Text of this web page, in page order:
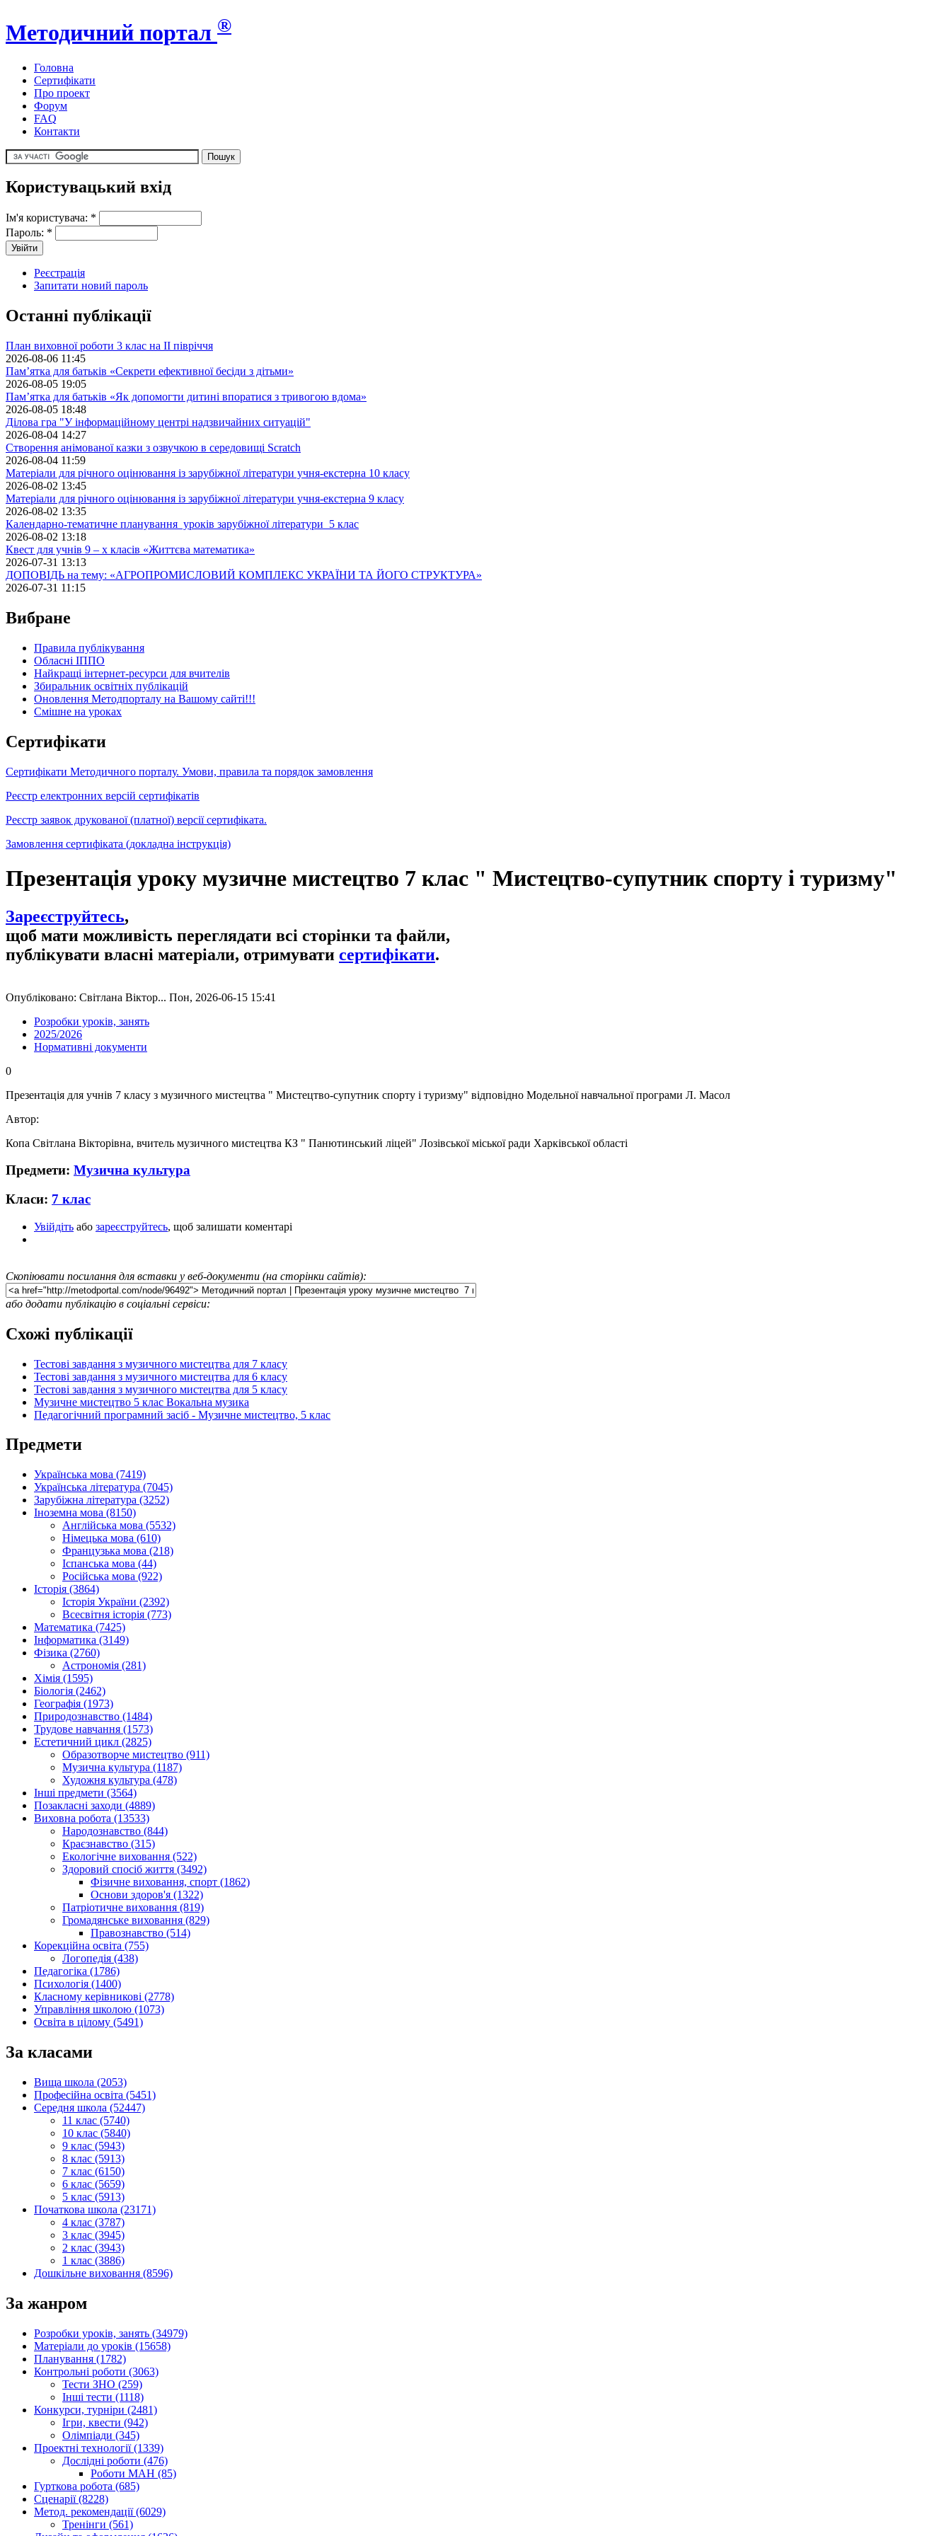
Методичний портал ®
Головна
Сертифікати
Про проект
Форум
FAQ
Контакти
Користувацький вхід
Ім'я користувача: *
Пароль: *
Реєстрація
Запитати новий пароль
Останні публікації
План виховної роботи 3 клас на II півріччя
2026-08-06 11:45
Пам’ятка для батьків «Секрети ефективної бесіди з дітьми»
2026-08-05 19:05
Пам’ятка для батьків «Як допомогти дитині впоратися з тривогою вдома»
2026-08-05 18:48
Ділова гра "У інформаційному центрі надзвичайних ситуацій"
2026-08-04 14:27
Створення анімованої казки з озвучкою в середовищі Scratch
2026-08-04 11:59
Матеріали для річного оцінювання із зарубіжної літератури учня-екстерна 10 класу
2026-08-02 13:45
Матеріали для річного оцінювання із зарубіжної літератури учня-екстерна 9 класу
2026-08-02 13:35
Календарно-тематичне планування уроків зарубіжної літератури 5 клас
2026-08-02 13:18
Квест для учнів 9 – х класів «Життєва математика»
2026-07-31 13:13
ДОПОВІДЬ на тему: «АГРОПРОМИСЛОВИЙ КОМПЛЕКС УКРАЇНИ ТА ЙОГО СТРУКТУРА»
2026-07-31 11:15
Вибране
Правила публікування
Обласні ІППО
Найкращі інтернет-ресурси для вчителів
Збиральник освітніх публікацій
Оновлення Методпорталу на Вашому сайті!!!
Cмішне на уроках
Сертифікати
Сертифікати Методичного порталу. Умови, правила та порядок замовлення
Реєстр електронних версій сертифікатів
Реєстр заявок друкованої (платної) версії сертифіката.
Замовлення сертифіката (докладна інструкція)
Презентація уроку музичне мистецтво 7 клас " Мистецтво-супутник спорту і туризму"
Зареєструйтесь,
щоб мати можливість переглядати всі сторінки та файли,
публікувати власні матеріали, отримувати сертифікати.
Опубліковано: Світлана Віктор... Пон, 2026-06-15 15:41
Розробки уроків, занять
2025/2026
Нормативні документи
0
Презентація для учнів 7 класу з музичного мистецтва " Мистецтво-супутник спорту і туризму" відповідно Модельної навчальної програми Л. Масол
Автор:
Копа Світлана Вікторівна, вчитель музичного мистецтва КЗ " Панютинський ліцей" Лозівської міської ради Харківської області
Предмети: Музична культура
Класи: 7 клас
Увійдіть або зареєструйтесь, щоб залишати коментарі
Скопіювати посилання для вставки у веб-документи (на сторінки сайтів):
або додати публікацію в соціальні сервіси:
Схожі публікації
Тестові завдання з музичного мистецтва для 7 класу
Тестові завдання з музичного мистецтва для 6 класу
Тестові завдання з музичного мистецтва для 5 класу
Музичне мистецтво 5 клас Вокальна музика
Педагогічний програмний засіб - Музичне мистецтво, 5 клас
Предмети
Українська мова (7419)
Українська література (7045)
Зарубіжна література (3252)
Іноземна мова (8150)
Англійська мова (5532)
Німецька мова (610)
Французька мова (218)
Іспанська мова (44)
Російська мова (922)
Історія (3864)
Історія України (2392)
Всесвітня історія (773)
Математика (7425)
Інформатика (3149)
Фізика (2760)
Астрономія (281)
Хімія (1595)
Біологія (2462)
Географія (1973)
Природознавство (1484)
Трудове навчання (1573)
Естетичний цикл (2825)
Образотворче мистецтво (911)
Музична культура (1187)
Художня культура (478)
Інші предмети (3564)
Позакласні заходи (4889)
Виховна робота (13533)
Народознавство (844)
Краєзнавство (315)
Екологічне виховання (522)
Здоровий спосіб життя (3492)
Фізичне виховання, спорт (1862)
Основи здоров'я (1322)
Патріотичне виховання (819)
Громадянське виховання (829)
Правознавство (514)
Корекційна освіта (755)
Логопедія (438)
Педагогіка (1786)
Психологія (1400)
Класному керівникові (2778)
Управління школою (1073)
Освіта в цілому (5491)
За класами
Вища школа (2053)
Професійна освіта (5451)
Середня школа (52447)
11 клас (5740)
10 клас (5840)
9 клас (5943)
8 клас (5913)
7 клас (6150)
6 клас (5659)
5 клас (5913)
Початкова школа (23171)
4 клас (3787)
3 клас (3945)
2 клас (3943)
1 клас (3886)
Дошкільне виховання (8596)
За жанром
Розробки уроків, занять (34979)
Матеріали до уроків (15658)
Планування (1782)
Контрольні роботи (3063)
Тести ЗНО (259)
Інші тести (1118)
Конкурси, турніри (2481)
Ігри, квести (942)
Олімпіади (345)
Проектні технології (1339)
Дослідні роботи (476)
Роботи МАН (85)
Гурткова робота (685)
Сценарії (8228)
Метод. рекомендації (6029)
Тренінги (561)